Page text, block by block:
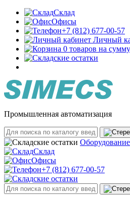
Склад
Офисы
+7 (812) 677-00-57
Личный
0 товаров на
Промышленная автоматизация
Склад
Офисы
+7 (812) 677-00-57